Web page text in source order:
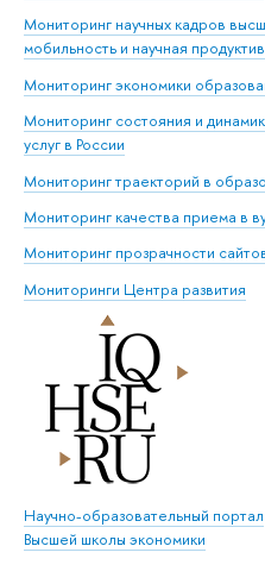
Мониторинг научных кадров
мобильность и научная
Мониторинг экономики
Мониторинг состояния и
услуг в России
Мониторинг траекторий в
Мониторинг качества приема в
Мониторинг прозрачности
Мониторинги Центра развития
Научно-образовательный портал
Высшей школы экономики